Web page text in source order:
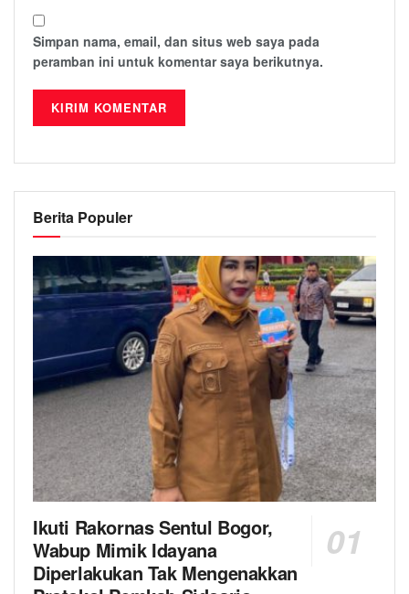
Simpan nama, email, dan situs web saya pada
peramban ini untuk komentar saya berikutnya.
Berita Populer
Ikuti Rakornas Sentul Bogor,
Wabup Mimik Idayana
Diperlakukan Tak Mengenakkan